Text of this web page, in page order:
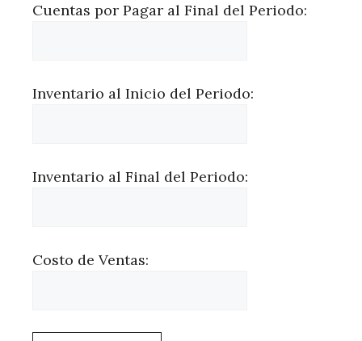
Cuentas por Pagar al Final del Periodo:
Inventario al Inicio del Periodo:
Inventario al Final del Periodo:
Costo de Ventas: